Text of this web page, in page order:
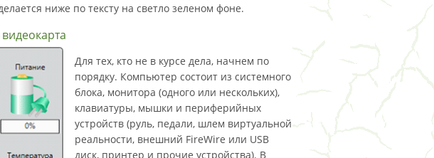
ниже по тексту на светло зеленом фоне.
Для тех, кто не в курсе дела, начнем по
порядку. Компьютер состоит из системного
блока, монитора (одного или нескольких),
клавиатуры, мышки и периферийных
устройств (руль, педали, шлем виртуальной
реальности, внешний FireWire или USB
диск, принтер и прочие устройства). В